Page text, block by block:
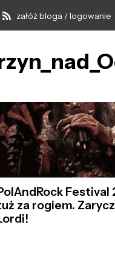
załóż bloga / logowanie
Festival
za rogiem.